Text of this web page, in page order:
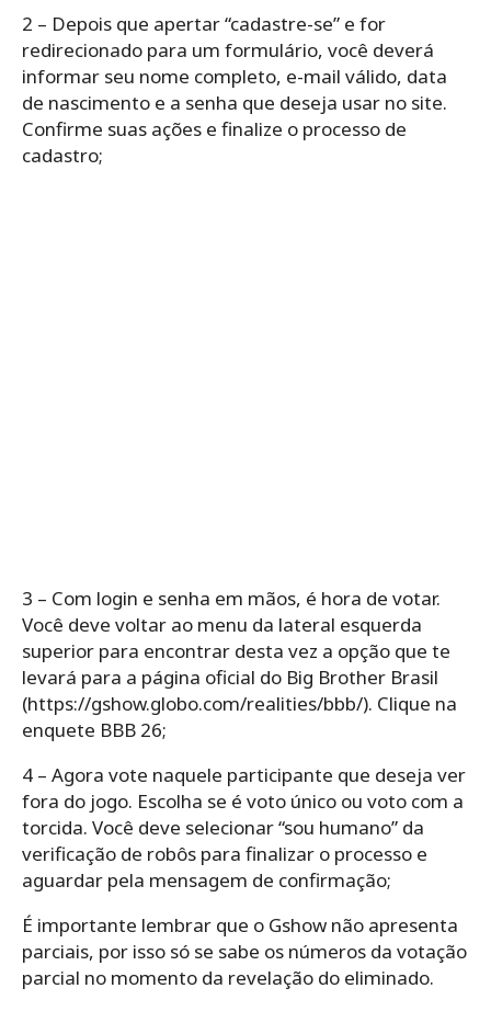
2 – Depois que apertar “cadastre-se” e for
redirecionado para um formulário, você deverá
informar seu nome completo, e-mail válido, data
de nascimento e a senha que deseja usar no site.
Confirme suas ações e finalize o processo de
cadastro;
3 – Com login e senha em mãos, é hora de votar.
Você deve voltar ao menu da lateral esquerda
superior para encontrar desta vez a opção que te
levará para a página oficial do Big Brother Brasil
(https://gshow.globo.com/realities/bbb/). Clique na
enquete BBB 26;
4 – Agora vote naquele participante que deseja ver
fora do jogo. Escolha se é voto único ou voto com a
torcida. Você deve selecionar “sou humano” da
verificação de robôs para finalizar o processo e
aguardar pela mensagem de confirmação;
É importante lembrar que o Gshow não apresenta
parciais, por isso só se sabe os números da votação
parcial no momento da revelação do eliminado.